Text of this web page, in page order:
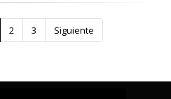
2 3 Siguiente